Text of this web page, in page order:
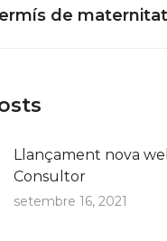
Next
de
Llançament nova
Consultor
setembre 16, 2021